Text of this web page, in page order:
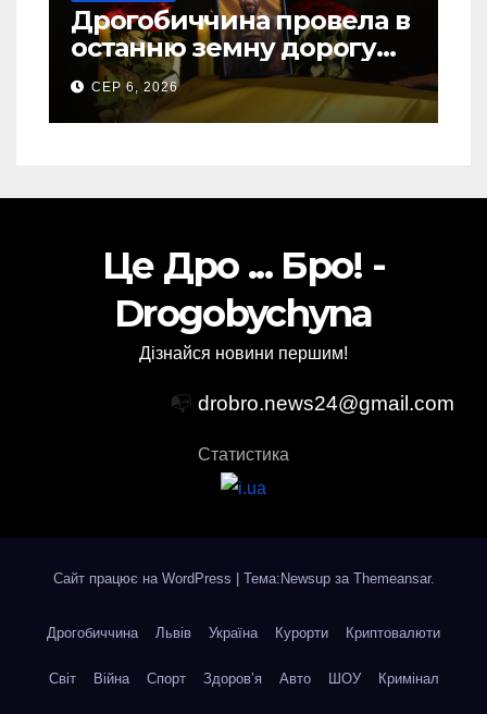
Дрогобиччина провела в
останню земну дорогу
свого Захисника – Олега
Торського
СЕР 6, 2026
Це Дро ... Бро! -
Drogobychyna
Дізнайся новини першим!
📭 drobro.news24@gmail.com
Статистика
Сайт працює на WordPress Тема:Newsup за Themeansar.
Дрогобиччина Львів Україна Курорти Криптовалюти
Світ Війна Спорт Здоров’я Авто ШОУ Кримінал